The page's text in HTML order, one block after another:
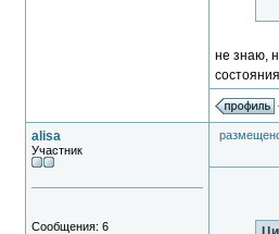
не знаю,
alisa
Участник
Сообщения: 6